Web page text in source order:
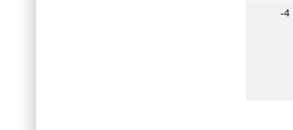
فتح الله كولن: كتاب طرق الإرشاد: 4-